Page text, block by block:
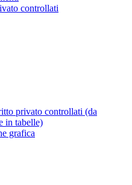
controllati
privato controllati (da
in tabelle)
grafica